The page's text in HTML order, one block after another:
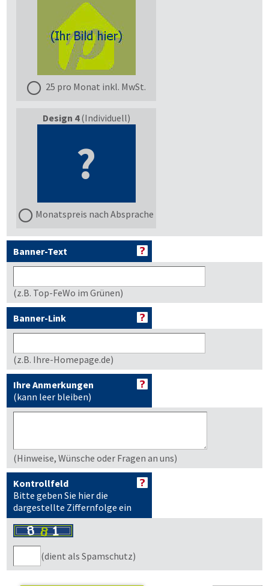
25 pro Monat inkl. MwSt.
Design 4(Individuell)
?
Monatspreis nach Absprache
Banner-Text
(z.B. Top-FeWo im Grünen)
Banner-Link
(z.B. Ihre-Homepage.de)
Ihre Anmerkungen
(kann leer bleiben)
(Hinweise, Wünsche oder Fragen an uns)
Kontrollfeld
Bitte geben Sie hier die
dargestellte Ziffernfolge ein
(dient als Spamschutz)